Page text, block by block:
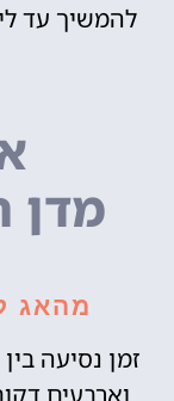
מדן
מהאג
זמן נסיעה
וארבעים